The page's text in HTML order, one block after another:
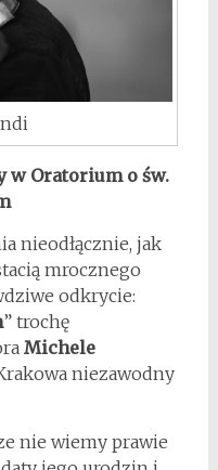
w Oratorium o św.
nieodłącznie, jak
mrocznego
odkrycie:
” trochę
Michele
niezawodny
nie wiemy prawie